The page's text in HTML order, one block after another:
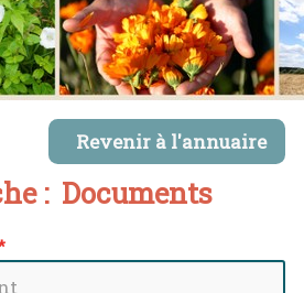
Revenir à l'annuaire
: Documents